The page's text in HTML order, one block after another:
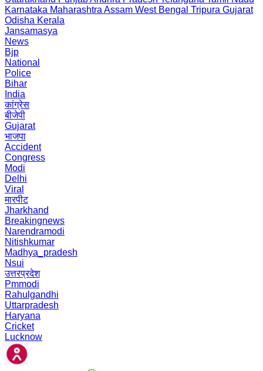
Karnataka Maharashtra Assam West Bengal Tripura Gujarat
Odisha Kerala
Jansamasya
News
Bjp
National
Police
Bihar
India
कांग्रेस
बीजेपी
Gujarat
भाजपा
Accident
Congress
Modi
Delhi
Viral
मारपीट
Jharkhand
Breakingnews
Narendramodi
Nitishkumar
Madhya_pradesh
Nsui
उत्तरप्रदेश
Pmmodi
Rahulgandhi
Uttarpradesh
Haryana
Cricket
Lucknow